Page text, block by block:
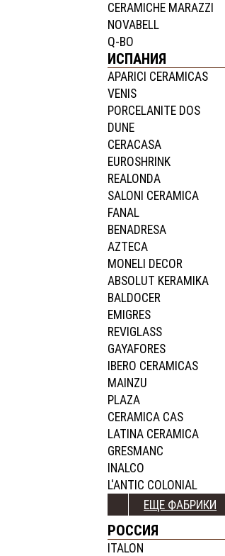
CERAMICHE MARAZZI
NOVABELL
Q-BO
ИСПАНИЯ
APARICI CERAMICAS
VENIS
PORCELANITE DOS
DUNE
CERACASA
EUROSHRINK
REALONDA
SALONI CERAMICA
FANAL
BENADRESA
AZTECA
MONELI DECOR
ABSOLUT KERAMIKA
BALDOCER
EMIGRES
REVIGLASS
GAYAFORES
IBERO CERAMICAS
MAINZU
PLAZA
CERAMICA CAS
LATINA CERAMICA
GRESMANC
INALCO
L'ANTIC COLONIAL
ЕЩЕ ФАБРИКИ
РОССИЯ
ITALON